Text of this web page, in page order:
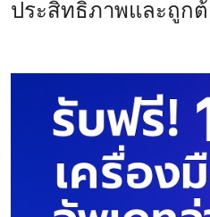
ประสิทธิภาพและถูกต้